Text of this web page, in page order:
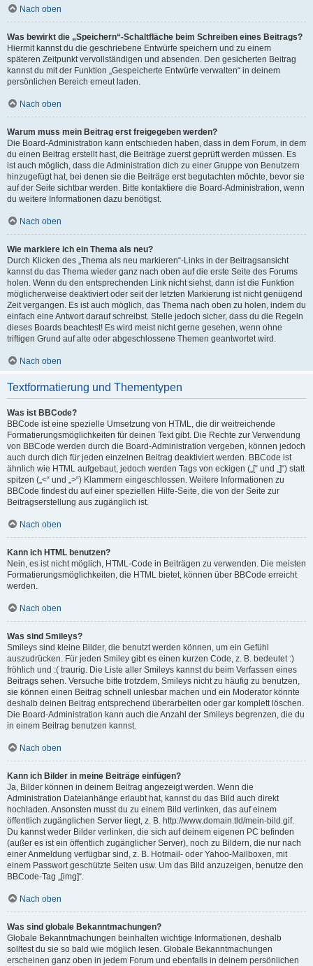
Nach oben
Was bewirkt die „Speichern“-Schaltfläche beim Schreiben eines Beitrags?
Hiermit kannst du die geschriebene Entwürfe speichern und zu einem
späteren Zeitpunkt vervollständigen und absenden. Den gesicherten Beitrag
kannst du mit der Funktion „Gespeicherte Entwürfe verwalten“ in deinem
persönlichen Bereich erneut laden.
Nach oben
Warum muss mein Beitrag erst freigegeben werden?
Die Board-Administration kann entschieden haben, dass in dem Forum, in dem
du einen Beitrag erstellt hast, die Beiträge zuerst geprüft werden müssen. Es
ist auch möglich, dass die Administration dich zu einer Gruppe von Benutzern
hinzugefügt hat, bei denen sie die Beiträge erst begutachten möchte, bevor sie
auf der Seite sichtbar werden. Bitte kontaktiere die Board-Administration, wenn
du weitere Informationen dazu benötigst.
Nach oben
Wie markiere ich ein Thema als neu?
Durch Klicken des „Thema als neu markieren“-Links in der Beitragsansicht
kannst du das Thema wieder ganz nach oben auf die erste Seite des Forums
holen. Wenn du den entsprechenden Link nicht siehst, dann ist die Funktion
möglicherweise deaktiviert oder seit der letzten Markierung ist nicht genügend
Zeit vergangen. Es ist auch möglich, das Thema nach oben zu holen, indem du
einfach eine Antwort darauf schreibst. Stelle jedoch sicher, dass du die Regeln
dieses Boards beachtest! Es wird meist nicht gerne gesehen, wenn ohne
triftigen Grund auf alte oder abgeschlossene Themen geantwortet wird.
Nach oben
Textformatierung und Thementypen
Was ist BBCode?
BBCode ist eine spezielle Umsetzung von HTML, die dir weitreichende
Formatierungsmöglichkeiten für deinen Text gibt. Die Rechte zur Verwendung
von BBCode werden durch die Board-Administration vergeben, können jedoch
auch durch dich für jeden einzelnen Beitrag deaktiviert werden. BBCode ist
ähnlich wie HTML aufgebaut, jedoch werden Tags von eckigen („[“ und „]“) statt
spitzen („<“ und „>“) Klammern eingeschlossen. Weitere Informationen zu
BBCode findest du auf einer speziellen Hilfe-Seite, die von der Seite zur
Beitragserstellung aus zugänglich ist.
Nach oben
Kann ich HTML benutzen?
Nein, es ist nicht möglich, HTML-Code in Beiträgen zu verwenden. Die meisten
Formatierungsmöglichkeiten, die HTML bietet, können über BBCode erreicht
werden.
Nach oben
Was sind Smileys?
Smileys sind kleine Bilder, die benutzt werden können, um ein Gefühl
auszudrücken. Für jeden Smiley gibt es einen kurzen Code, z. B. bedeutet :)
fröhlich und :( traurig. Die Liste aller Smileys kannst du beim Verfassen eines
Beitrags sehen. Versuche bitte trotzdem, Smileys nicht zu häufig zu benutzen,
sie können einen Beitrag schnell unlesbar machen und ein Moderator könnte
deshalb deinen Beitrag entsprechend überarbeiten oder gar komplett löschen.
Die Board-Administration kann auch die Anzahl der Smileys begrenzen, die du
in einem Beitrag benutzen kannst.
Nach oben
Kann ich Bilder in meine Beiträge einfügen?
Ja, Bilder können in deinem Beitrag angezeigt werden. Wenn die
Administration Dateianhänge erlaubt hat, kannst du das Bild auch direkt
hochladen. Ansonsten musst du zu einem Bild verlinken, das auf einem
öffentlich zugänglichen Server liegt, z. B. http://www.domain.tld/mein-bild.gif.
Du kannst weder Bilder verlinken, die sich auf deinem eigenen PC befinden
(außer es ist ein öffentlich zugänglicher Server), noch zu Bildern, die nur nach
einer Anmeldung verfügbar sind, z. B. Hotmail- oder Yahoo-Mailboxen, mit
einem Passwort geschützte Seiten usw. Um das Bild anzuzeigen, benutze den
BBCode-Tag „[img]“.
Nach oben
Was sind globale Bekanntmachungen?
Globale Bekanntmachungen beinhalten wichtige Informationen, deshalb
solltest du sie so bald wie möglich lesen. Globale Bekanntmachungen
erscheinen ganz oben in jedem Forum und ebenfalls in deinem persönlichen